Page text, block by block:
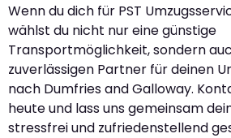
Wenn du dich für PST
wählst du nicht nur eine günstige
Transportmöglichkeit, sondern
zuverlässigen Partner für deinen
nach Dumfries and Galloway.
heute und lass uns gemeinsam
stressfrei und zufriedenstellend